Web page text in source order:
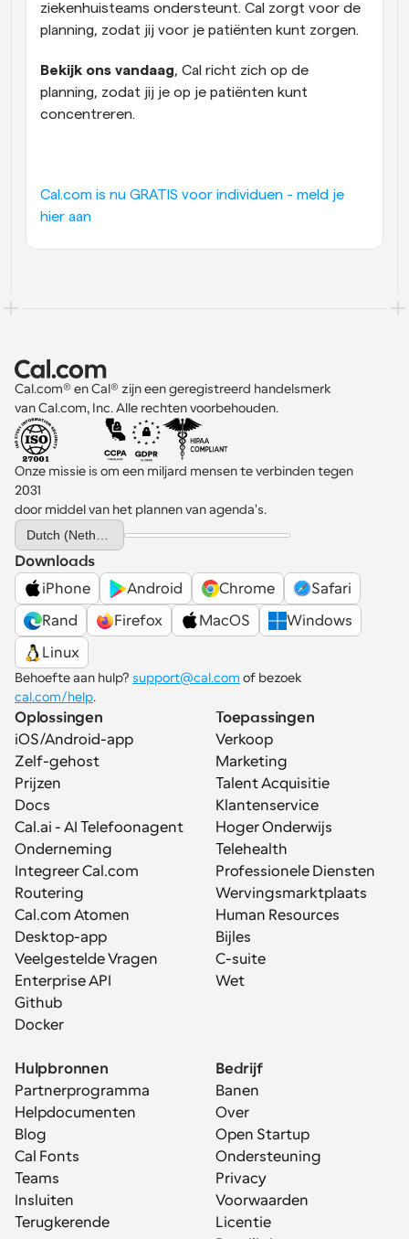
ziekenhuisteams ondersteunt. Cal zorgt voor de
planning, zodat jij voor je patiënten kunt zorgen.
Bekijk ons vandaag, Cal richt zich op de
planning, zodat jij je op je patiënten kunt
concentreren.
Cal.com is nu GRATIS voor individuen - meld je
hier aan
Cal.com® en Cal® zijn een geregistreerd handelsmerk
van Cal.com, Inc. Alle rechten voorbehouden.
Onze missie is om een miljard mensen te verbinden tegen
2031
door middel van het plannen van agenda's.
Select Language
Downloads
iPhone
Android Chrome
Safari
Rand
Firefox MacOS
Windows
Linux
Behoefte aan hulp? support@cal.com
cal.com/help.
Oplossingen
iOS/Android-app
Zelf-gehost
Prijzen
Docs
Cal.ai - AI Telefoonagent
Onderneming
Integreer Cal.com
Routering
Cal.com Atomen
Desktop-app
Veelgestelde Vragen
Enterprise API
Github
Docker
Toepassingen
Verkoop
Marketing
Talent Acquisitie
Klantenservice
Hoger Onderwijs
Telehealth
Professionele Diensten
Wervingsmarktplaats
Human Resources
Bijles
C-suite
Wet
Hulpbronnen
Partnerprogramma
Helpdocumenten
Blog
Cal Fonts
Teams
Insluiten
Terugkerende
Bedrijf
Banen
Over
Open Startup
Ondersteuning
Privacy
Voorwaarden
Licentie